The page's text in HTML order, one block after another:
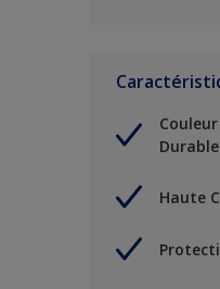
Durable
Haute